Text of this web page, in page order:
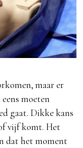
maar er
moeten
gaat. Dikke kans
vijf komt. Het
dat het moment